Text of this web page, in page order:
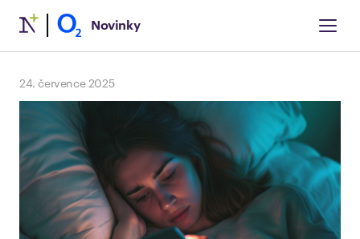
Novinky
24. července 2025